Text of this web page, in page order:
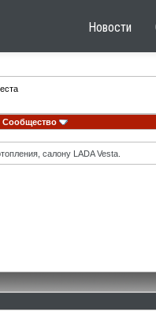
Новости
Сообщество
салону LADA Vesta.